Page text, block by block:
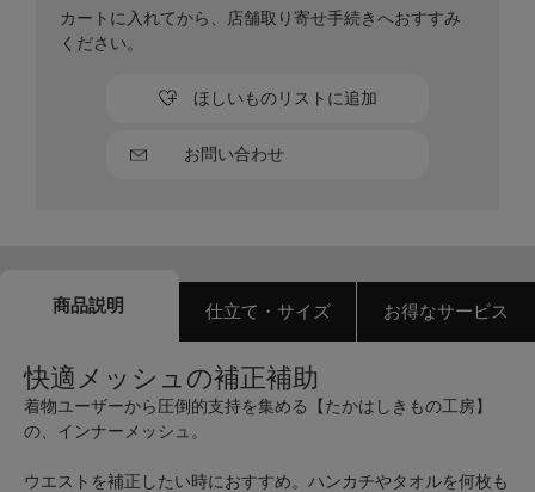
お問い合わせ
ほしいものリストに追加
カートに入れてから、店舗取り寄せ手続きへおすすみ
ください。
商品説明 仕立て・サイズ お得なサービス
快適メッシュの補正補助
着物ユーザーから圧倒的支持を集める【たかはしきもの工房】
の、インナーメッシュ。
ウエストを補正したい時におすすめ。ハンカチやタオルを何枚も